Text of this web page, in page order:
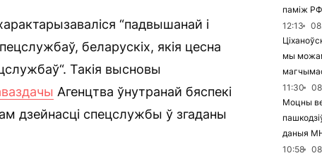
“падвышанай і
беларускіх, якія цесна
Такія высновы
Агенцтва ўнутранай бяспекі
дзейнасці спецслужбы ў згаданы
паміж РФ
12:13
мы
11:30
Моцны
даныя
10:58